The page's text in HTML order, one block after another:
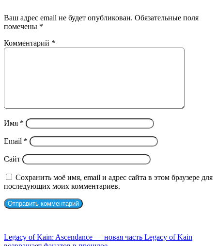
Ваш адрес email не будет опубликован. Обязательные поля
помечены *
Комментарий *
Имя *
Email *
Сайт
Сохранить моё имя, email и адрес сайта в этом браузере для
последующих моих комментариев.
Legacy of Kain: Ascendance — новая часть Legacy of Kain